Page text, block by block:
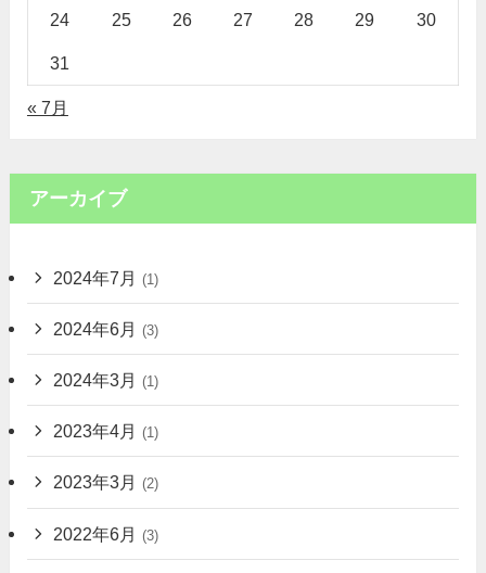
24 25 26 27 28 29 30
31
« 7月
アーカイブ
2024年7月 (1)
2024年6月 (3)
2024年3月 (1)
2023年4月 (1)
2023年3月 (2)
2022年6月 (3)